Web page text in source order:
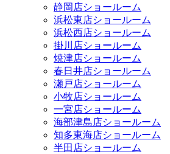
静岡店ショールーム
浜松東店ショールーム
浜松西店ショールーム
掛川店ショールーム
焼津店ショールーム
春日井店ショールーム
瀬戸店ショールーム
小牧店ショールーム
一宮店ショールーム
海部津島店ショールーム
知多東海店ショールーム
半田店ショールーム